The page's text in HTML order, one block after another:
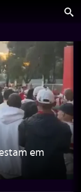
em